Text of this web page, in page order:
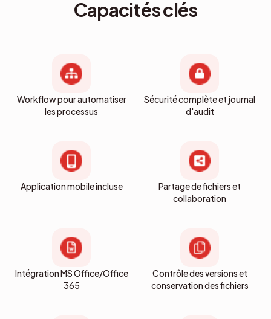
Capacités clés
Workflow pour automatiser
les processus
Sécurité complète et journal
d'audit
Application mobile incluse
Partage de fichiers et
collaboration
Intégration MS Office/Office
365
Contrôle des versions et
conservation des fichiers